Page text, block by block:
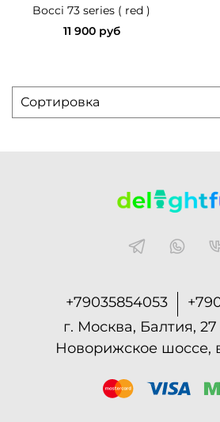
Bocci 73 series ( red )
11 900 руб
+79035854053
г. Москва, Балтия,
Новорижское шоссе,